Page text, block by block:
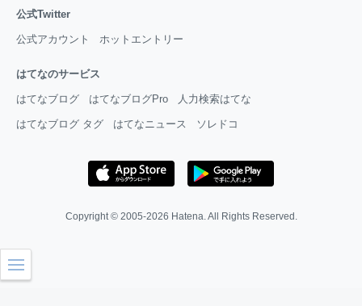
公式Twitter
公式アカウント ホットエントリー
はてなのサービス
はてなブログ はてなブログPro 人力検索はてな
はてなブログ タグ はてなニュース ソレドコ
Copyright © 2005-2026 Hatena. All Rights Reserved.